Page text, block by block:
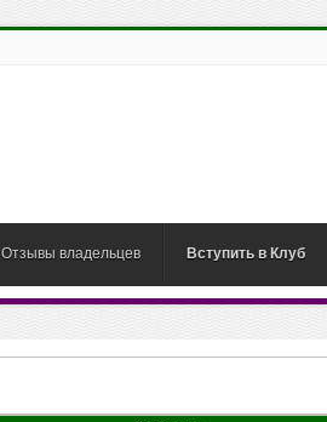
Отзывы владельцев Вступить в Клуб